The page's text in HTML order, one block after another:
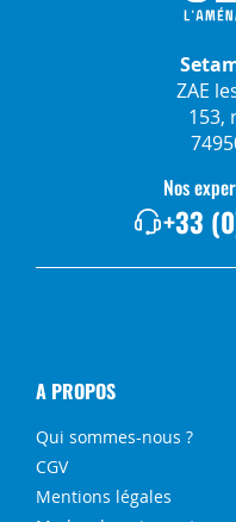
ZAE
153,
Nos
+33
A PROPOS
Qui sommes-nous ?
CGV
Mentions légales